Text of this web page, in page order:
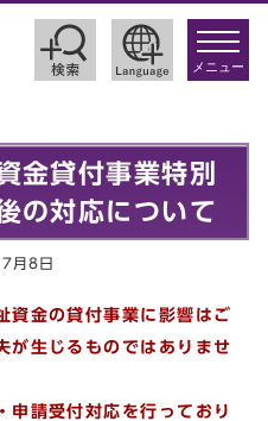
toggle
メニュー
金貸付事業特別
の対応について
月8日
資金の貸付事業に影響はご
が生じるものでは ありませ
申請受付対応を行っており